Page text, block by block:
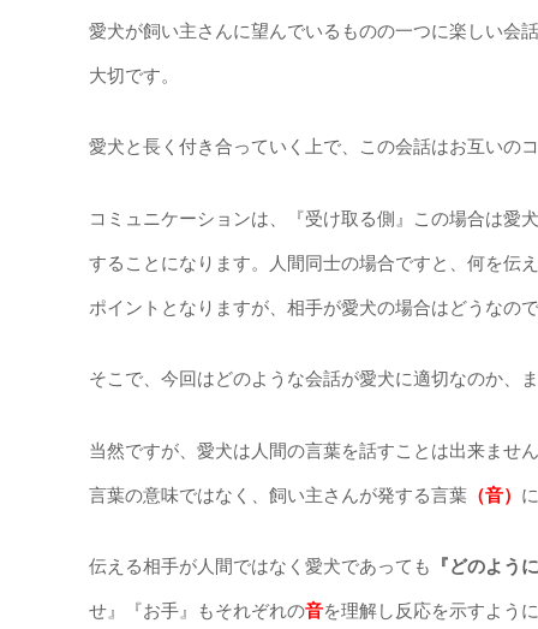
愛犬が飼い主さんに望んでいるものの一つに楽しい会
大切です。
愛犬と長く付き合っていく上で、この会話はお互いの
コミュニケーションは、『受け取る側』この場合は愛
することになります。人間同士の場合ですと、何を伝
ポイントとなりますが、相手が愛犬の場合はどうなの
そこで、今回はどのような会話が愛犬に適切なのか、
当然ですが、愛犬は人間の言葉を話すことは出来ませ
言葉の意味ではなく、飼い主さんが発する言葉 （音）
伝える相手が人間ではなく愛犬であっても 『どのよう
せ』『お手』もそれぞれの音を理解し反応を示すよう